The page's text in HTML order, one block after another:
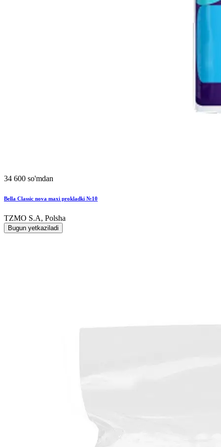
34 600 so'mdan
Bella Classic nova maxi prokladki №10
TZMO S.A, Polsha
Bugun yetkaziladi